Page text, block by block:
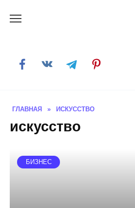
ГЛАВНАЯ » ИСКУССТВО
искусство
БИЗНЕС